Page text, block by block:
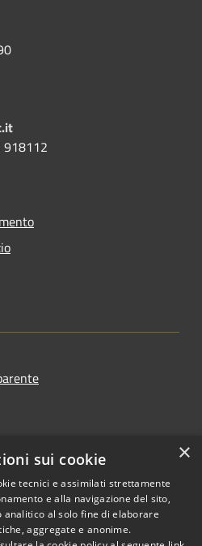
918112
Copyright © 2026 • Comune di
×
sui cookie
tecnici e assimilati strettamente
e alla navigazione del sito,
analitico al solo fine di elaborare
aggregate e anonime.